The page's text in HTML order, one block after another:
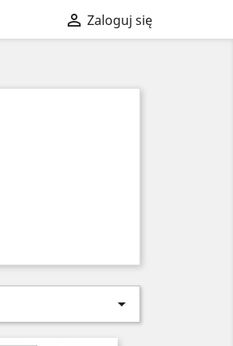
 Zaloguj się
